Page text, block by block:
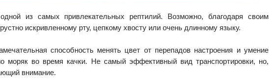
из самых привлекательных рептилий. Возможно, благодаря своим
искривленному рту, цепкому хвосту или очень длинному языку.
способность менять цвет от перепадов настроения и умение
моряк во время качки. Не самый эффективный вид транспортировки, но,
внимание.